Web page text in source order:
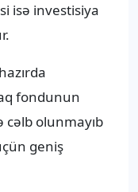
isə investisiya
fondunun
cəlb olunmayıb
geniş